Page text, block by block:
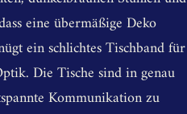
eine übermäßige Deko
ein schlichtes Tischband für
Die Tische sind in genau
Kommunikation zu